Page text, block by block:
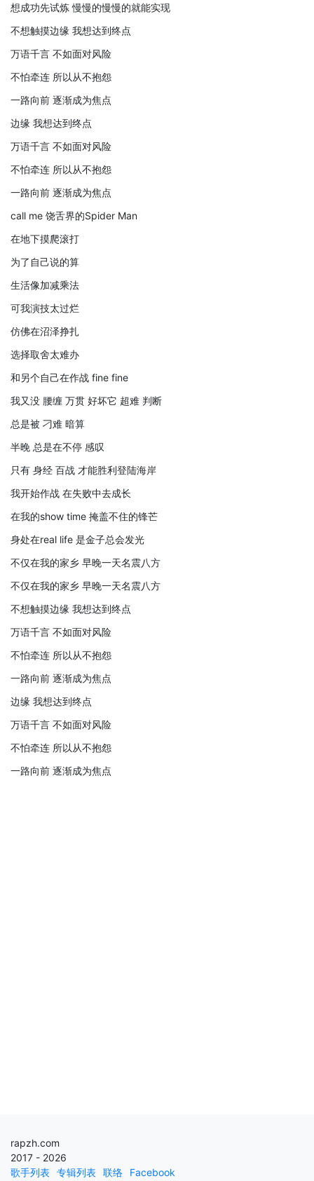
想成功先试炼 慢慢的慢慢的就能实现
不想触摸边缘 我想达到终点
万语千言 不如面对风险
不怕牵连 所以从不抱怨
一路向前 逐渐成为焦点
边缘 我想达到终点
万语千言 不如面对风险
不怕牵连 所以从不抱怨
一路向前 逐渐成为焦点
call me 饶舌界的Spider Man
在地下摸爬滚打
为了自己说的算
生活像加减乘法
可我演技太过烂
仿佛在沼泽挣扎
选择取舍太难办
和另个自己在作战 fine fine
我又没 腰缠 万贯 好坏它 超难 判断
总是被 刁难 暗算
半晚 总是在不停 感叹
只有 身经 百战 才能胜利登陆海岸
我开始作战 在失败中去成长
在我的show time 掩盖不住的锋芒
身处在real life 是金子总会发光
不仅在我的家乡 早晚一天名震八方
不仅在我的家乡 早晚一天名震八方
不想触摸边缘 我想达到终点
万语千言 不如面对风险
不怕牵连 所以从不抱怨
一路向前 逐渐成为焦点
边缘 我想达到终点
万语千言 不如面对风险
不怕牵连 所以从不抱怨
一路向前 逐渐成为焦点
rapzh.com
2017 - 2026
歌手列表 专辑列表 联络
Facebook